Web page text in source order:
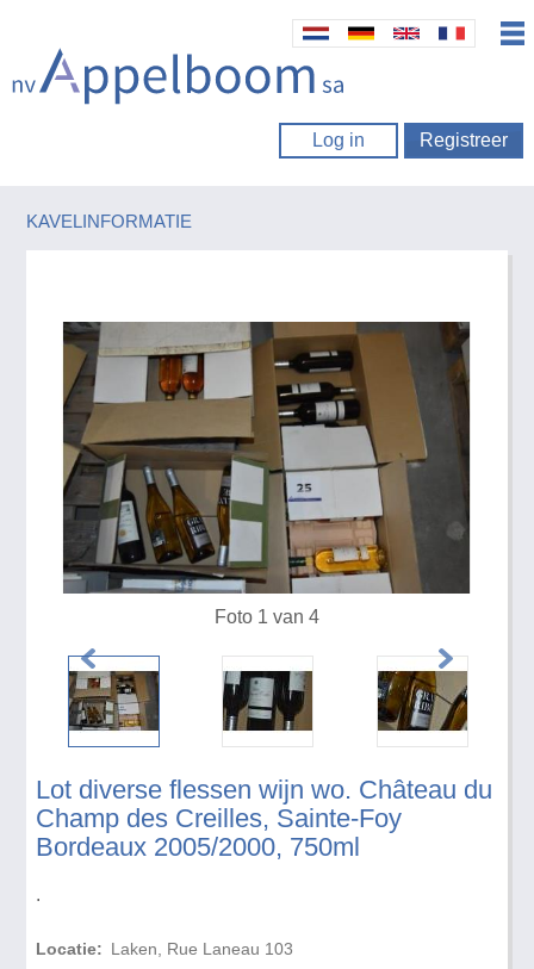
Log in Registreer
KAVELINFORMATIE
Lot diverse flessen wijn wo. Château du
Champ des Creilles, Sainte-Foy
Bordeaux 2005/2000, 750ml
.
Locatie: Laken, Rue Laneau 103
Foto 1 van 4